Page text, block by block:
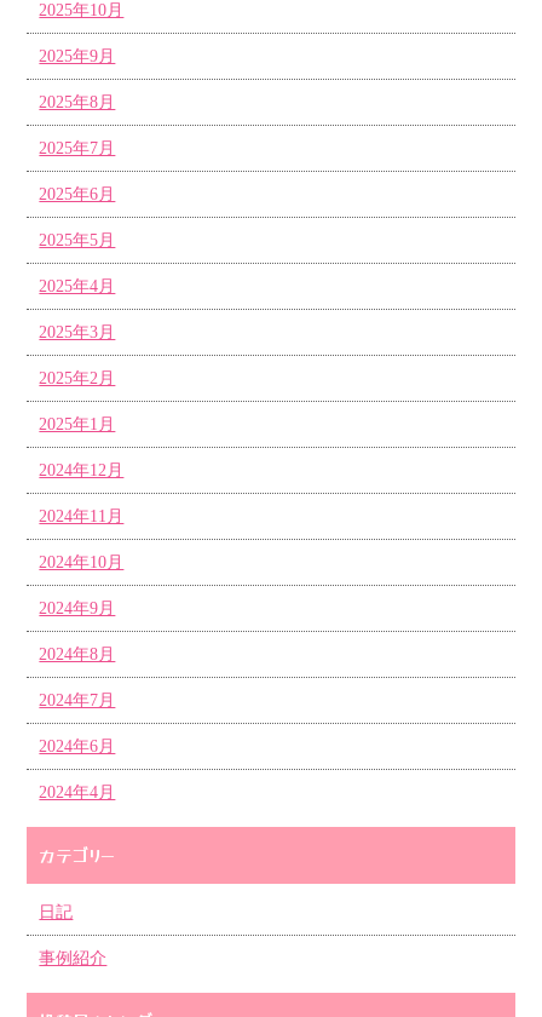
2025年10月
2025年9月
2025年8月
2025年7月
2025年6月
2025年5月
2025年4月
2025年3月
2025年2月
2025年1月
2024年12月
2024年11月
2024年10月
2024年9月
2024年8月
2024年7月
2024年6月
2024年4月
カテゴリー
日記
事例紹介